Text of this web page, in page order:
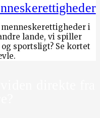
i
lande, vi spiller
sportsligt? Se kortet